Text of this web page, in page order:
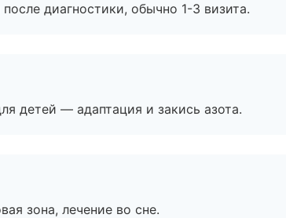
диагностики, обычно 1-3 визита.
детей — адаптация и закись азота.
зона, лечение во сне.